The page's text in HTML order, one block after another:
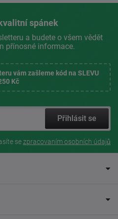
spánek
a budete o všem vědět
přínosné informace.
vám zašleme kód na SLEVU
Kč
Přihlásit se
sezpracovaním osobních údajů